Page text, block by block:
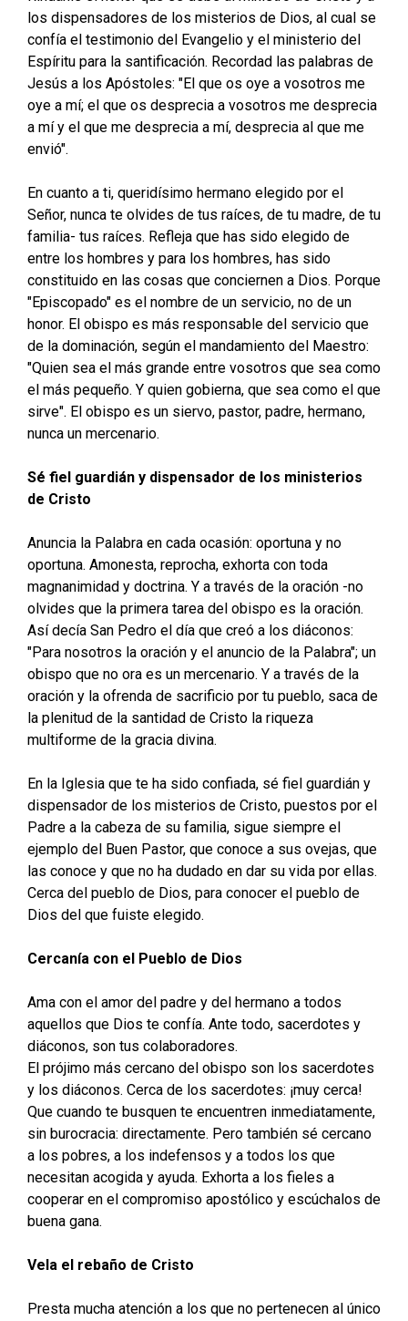
los dispensadores de los misterios de Dios, al cual se
confía el testimonio del Evangelio y el ministerio del
Espíritu para la santificación. Recordad las palabras de
Jesús a los Apóstoles: "El que os oye a vosotros me
oye a mí; el que os desprecia a vosotros me desprecia
a mí y el que me desprecia a mí, desprecia al que me
envió".
En cuanto a ti, queridísimo hermano elegido por el
Señor, nunca te olvides de tus raíces, de tu madre, de tu
familia- tus raíces. Refleja que has sido elegido de
entre los hombres y para los hombres, has sido
constituido en las cosas que conciernen a Dios. Porque
"Episcopado" es el nombre de un servicio, no de un
honor. El obispo es más responsable del servicio que
de la dominación, según el mandamiento del Maestro:
"Quien sea el más grande entre vosotros que sea como
el más pequeño. Y quien gobierna, que sea como el que
sirve". El obispo es un siervo, pastor, padre, hermano,
nunca un mercenario.
Sé fiel guardián y dispensador de los ministerios
de Cristo
Anuncia la Palabra en cada ocasión: oportuna y no
oportuna. Amonesta, reprocha, exhorta con toda
magnanimidad y doctrina. Y a través de la oración -no
olvides que la primera tarea del obispo es la oración.
Así decía San Pedro el día que creó a los diáconos:
"Para nosotros la oración y el anuncio de la Palabra"; un
obispo que no ora es un mercenario. Y a través de la
oración y la ofrenda de sacrificio por tu pueblo, saca de
la plenitud de la santidad de Cristo la riqueza
multiforme de la gracia divina.
En la Iglesia que te ha sido confiada, sé fiel guardián y
dispensador de los misterios de Cristo, puestos por el
Padre a la cabeza de su familia, sigue siempre el
ejemplo del Buen Pastor, que conoce a sus ovejas, que
las conoce y que no ha dudado en dar su vida por ellas.
Cerca del pueblo de Dios, para conocer el pueblo de
Dios del que fuiste elegido.
Cercanía con el Pueblo de Dios
Ama con el amor del padre y del hermano a todos
aquellos que Dios te confía. Ante todo, sacerdotes y
diáconos, son tus colaboradores.
El prójimo más cercano del obispo son los sacerdotes
y los diáconos. Cerca de los sacerdotes: ¡muy cerca!
Que cuando te busquen te encuentren inmediatamente,
sin burocracia: directamente. Pero también sé cercano
a los pobres, a los indefensos y a todos los que
necesitan acogida y ayuda. Exhorta a los fieles a
cooperar en el compromiso apostólico y escúchalos de
buena gana.
Vela el rebaño de Cristo
Presta mucha atención a los que no pertenecen al único